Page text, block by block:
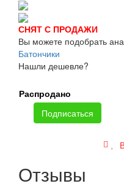
СНЯТ С ПРОДАЖИ
Вы можете подобрать
Батончики
Нашли дешевле?
Распродано
Подписаться
Отзывы